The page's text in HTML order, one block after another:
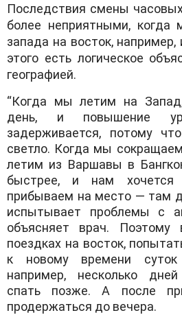
Последствия смены
более неприятными, когда
запада на восток,
этого есть логическое
географией.
“Когда мы летим на
день, и повышение
задерживается, потому
светло. Когда мы
летим из Варшавы в
быстрее, и нам
прибываем на место — там
испытывает проблемы с
объясняет врач. Поэтому
поездках на восток,
к новому времени
например, несколько
спать позже. А после
продержаться до вечера.